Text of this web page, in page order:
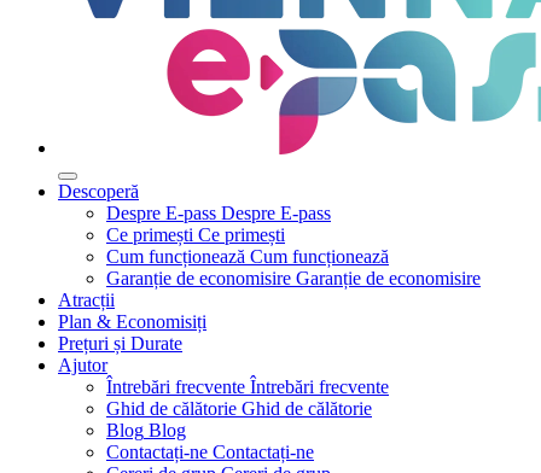
Descoperă
Despre E-pass Despre E-pass
Ce primești Ce primești
Cum funcționează Cum funcționează
Garanție de economisire Garanție de economisire
Atracții
Plan & Economisiți
Prețuri și Durate
Ajutor
Întrebări frecvente Întrebări frecvente
Ghid de călătorie Ghid de călătorie
Blog Blog
Contactați-ne Contactați-ne